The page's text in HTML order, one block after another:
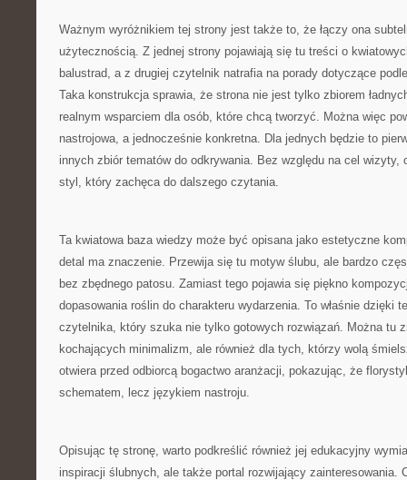
Ważnym wyróżnikiem tej strony jest także to, że łączy ona
użytecznością. Z jednej strony pojawiają się tu treści o
balustrad, a z drugiej czytelnik natrafia na porady dotyczące
Taka konstrukcja sprawia, że strona nie jest tylko zbiorem
realnym wsparciem dla osób, które chcą tworzyć. Można więc
nastrojowa, a jednocześnie konkretna. Dla jednych będzie to
innych zbiór tematów do odkrywania. Bez względu na cel wizyty,
styl, który zachęca do dalszego czytania.
Ta kwiatowa baza wiedzy może być opisana jako estetyczne
detal ma znaczenie. Przewija się tu motyw ślubu, ale bardzo
bez zbędnego patosu. Zamiast tego pojawia się piękno
dopasowania roślin do charakteru wydarzenia. To właśnie dzięki
czytelnika, który szuka nie tylko gotowych rozwiązań. Można tu
kochających minimalizm, ale również dla tych, którzy wolą
otwiera przed odbiorcą bogactwo aranżacji, pokazując, że
schematem, lecz językiem nastroju.
Opisując tę stronę, warto podkreślić również jej edukacyjny
inspiracji ślubnych, ale także portal rozwijający zainteresowania.